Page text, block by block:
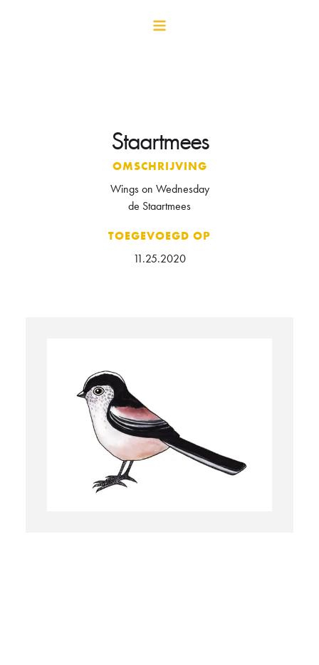
Staartmees
OMSCHRIJVING
Wings on Wednesday
de Staartmees
TOEGEVOEGD OP
11.25.2020